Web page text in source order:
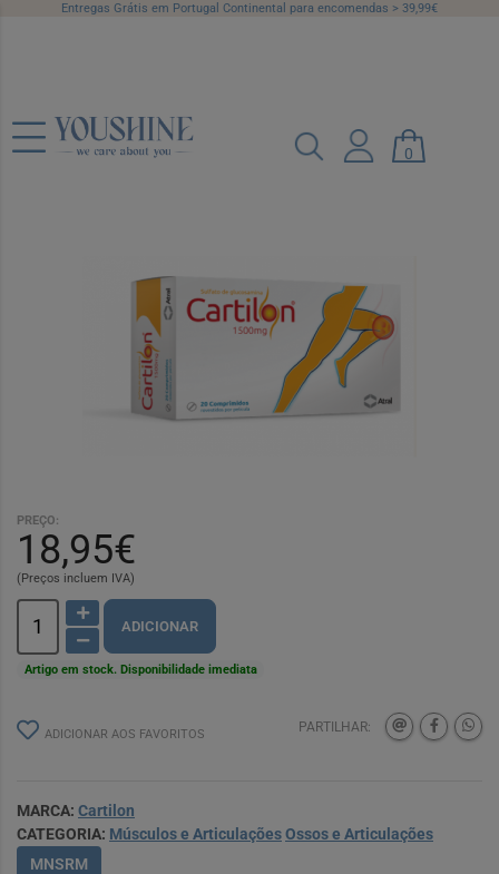
Entregas Grátis em Portugal Continental para encomendas > 39,99€
0
Cartilon, 1500 mg x 60 comp rev
Ref.: 5672217
PREÇO:
18,95€
(Preços incluem IVA)
ADICIONAR
Artigo em stock. Disponibilidade imediata
ADICIONAR AOS FAVORITOS PARTILHAR:
MARCA: Cartilon
CATEGORIA: Músculos e ArticulaçõesOssos e Articulações
MNSRM